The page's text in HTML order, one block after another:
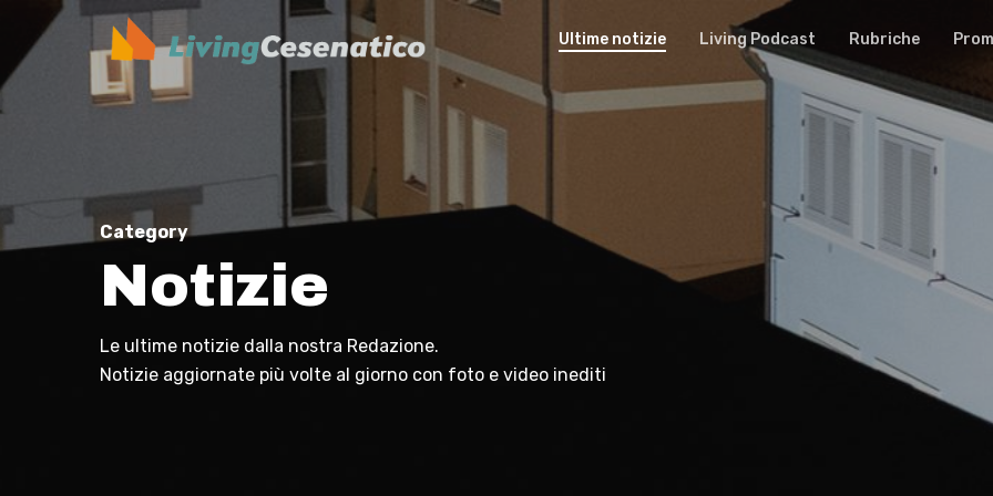
main
Ultime notizie Living Podcast Rubriche
Category
Notizie
Le ultime notizie dalla nostra Redazione.
Notizie aggiornate più volte al giorno con foto e video inediti